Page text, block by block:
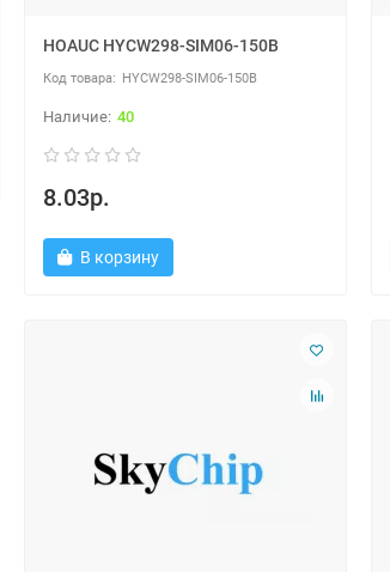
HOAUC HYCW298-SIM06-150B
HYCW298-SIM06-150B
40
8.03р.
В корзину